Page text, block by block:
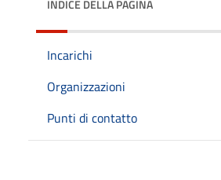
INDICE DELLA PAGINA
Incarichi
Organizzazioni
Punti di contatto